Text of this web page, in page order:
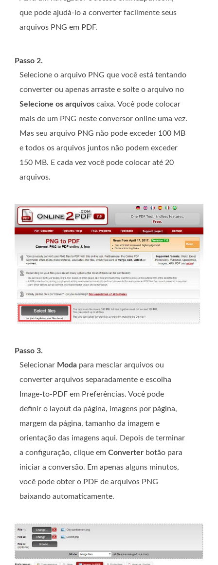
que pode ajudá-lo a converter facilmente seus
arquivos PNG em PDF.
Passo 2.
Selecione o arquivo PNG que você está tentando
converter ou apenas arraste e solte o arquivo no
Selecione os arquivos caixa. Você pode colocar
mais de um PNG neste conversor online uma vez.
Mas seu arquivo PNG não pode exceder 100 MB
e todos os arquivos juntos não podem exceder
150 MB. E cada vez você pode colocar até 20
arquivos.
Passo 3.
Selecionar Moda para mesclar arquivos ou
converter arquivos separadamente e escolha
Image-to-PDF em Preferências. Você pode
definir o layout da página, imagens por página,
margem da página, tamanho da imagem e
orientação das imagens aqui. Depois de terminar
a configuração, clique em Converter botão para
iniciar a conversão. Em apenas alguns minutos,
você pode obter o PDF de arquivos PNG
baixando automaticamente.